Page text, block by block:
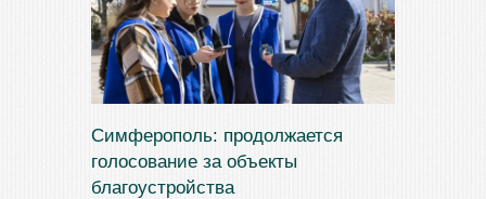
Симферополь: продолжается
голосование за объекты
благоустройства